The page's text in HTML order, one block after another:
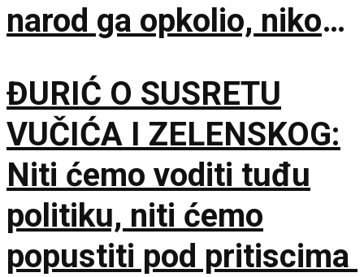
narod ga opkolio, niko
opušten
ĐURIĆ O SUSRETU
VUČIĆA I ZELENSKOG:
Niti ćemo voditi tuđu
politiku, niti ćemo
popustiti pod pritiscima